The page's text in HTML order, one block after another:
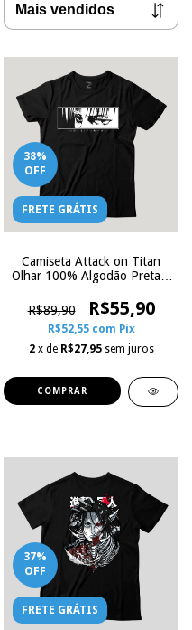
38%
OFF
FRETE GRÁTIS
Camiseta Attack on Titan
Olhar 100% Algodão Preta |
R$89,90
R$55,90
R$52,55 com Pix
2 x de R$27,95 sem juros
COMPRAR
37%
OFF
FRETE GRÁTIS